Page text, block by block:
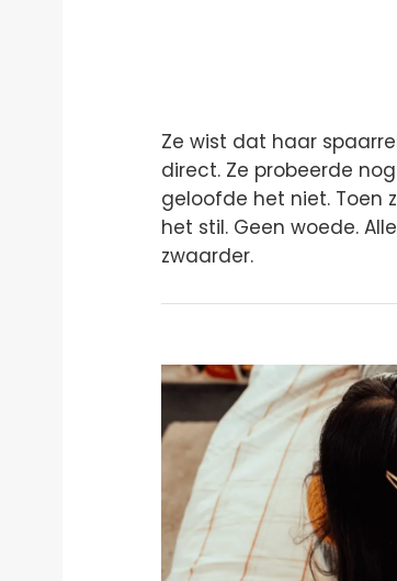
Ze wist dat haar
direct. Ze probeerde
geloofde het niet. Toen
het stil. Geen woede.
zwaarder.